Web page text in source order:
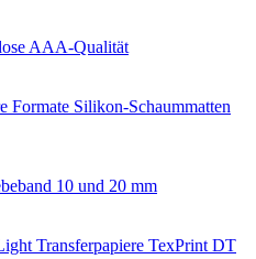
AAA-Qualität
Silikon-Schaummatten
10 und 20 mm
Transferpapiere TexPrint DT